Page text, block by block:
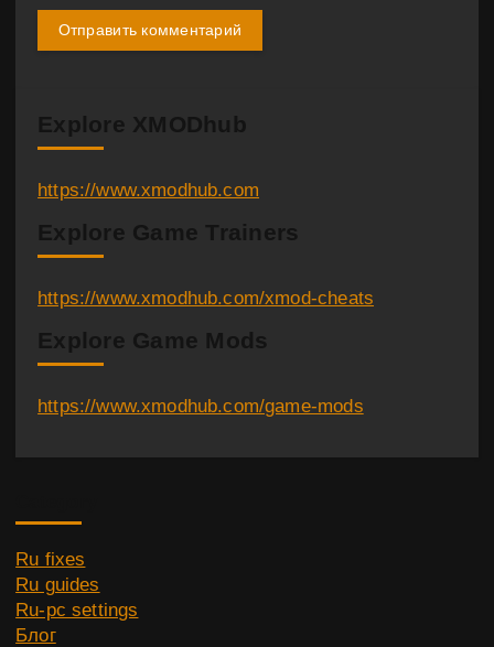
Explore XMODhub
https://www.xmodhub.com
Explore Game Trainers
https://www.xmodhub.com/xmod-cheats
Explore Game Mods
https://www.xmodhub.com/game-mods
Ru fixes
Ru guides
Ru-pc settings
Блог